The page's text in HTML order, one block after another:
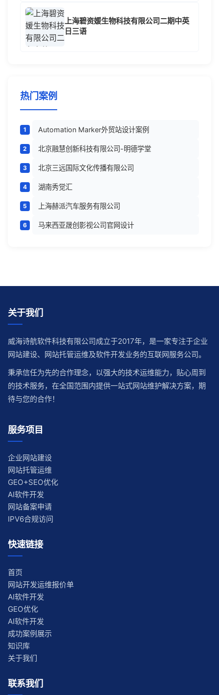
上海碧资媛生物科技有限公司二期中英
日三语
热门案例
Automation Marker外贸站设计案例
北京融慧创新科技有限公司-明德学堂
北京三远国际文化传播有限公司
湖南秀觉汇
上海赫派汽车服务有限公司
马来西亚晟创影视公司官网设计
关于我们
威海诗航软件科技有限公司成立于2017年，是一家专注于企业
网站建设、网站托管运维及软件开发业务的互联网服务公司。
秉承信任为先的合作理念，以强大的技术运维能力，贴心周到
的技术服务，在全国范围内提供一站式网站维护解决方案，期
待与您的合作！
服务项目
企业网站建设
网站托管运维
GEO+SEO优化
AI软件开发
网站备案申请
IPV6合规访问
快速链接
首页
网站开发运维报价单
AI软件开发
GEO优化
AI软件开发
成功案例展示
知识库
关于我们
联系我们